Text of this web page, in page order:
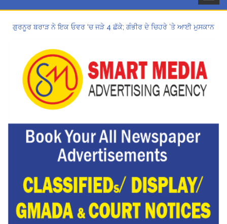
ਗੁਰਨੂਰ ਬਰਾੜ ਨੇ ਇਕ ਓਵਰ ‘ਚ ਜੜੇ 4 ਛੱਕੇ; ਗੰਭੀਰ ਦੇ ਚਿਹਰੇ ’ਤੇ ਆਈ ਮੁਸਕਾਨ
Hukamnama Sri Darbar Sahib, Amritsar – Punjabi Dunia
CM ਮਾਨ ਨੇ 866 ਨੌਜਵਾਨਾਂ ਨੂੰ ਸਰਕਾਰੀ ਨੌਕਰੀਆਂ ਦੇ ਨਿਯੁਕਤੀ ਪੱਤਰ ਸੌਂਪੇ
ਸ੍ਰੀਲੰਕਾ ਟੈਸਟ ਸੀਰੀਜ਼: ਸਰਫ਼ਰਾਜ਼ ਖਾਨ ਹੋ ਸਕਦੇ ਹਨ ਸਾਈ ਸੁਦਰਸ਼ਨ ਦੇ ਬਦਲ